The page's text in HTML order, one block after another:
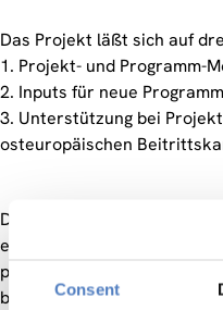
Consent
Das Projekt läßt sich auf
1. Projekt- und Programm-
2. Inputs für neue
3. Unterstützung bei
osteuropäischen
Die drei Projektebenen
existierenden ZSI-
professioneller
betreuung sowie